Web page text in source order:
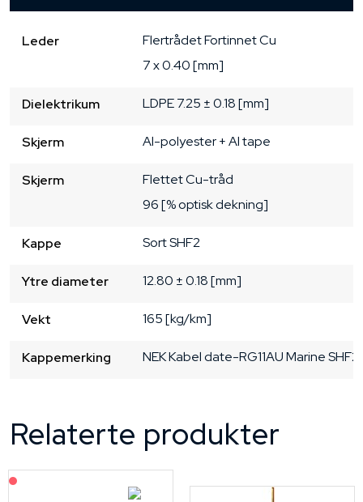
Leder FlertrådetFortinnet Cu
7 x 0.40 [mm]
Dielektrikum LDPE7.25 ± 0.18 [mm]
Skjerm Al-polyester + Al tape
Skjerm
Flettet Cu-tråd
96 [% optisk dekning]
Kappe SortSHF2
Ytre diameter 12.80 ± 0.18 [mm]
Vekt 165 [kg/km]
Kappemerking NEK Kabel date-RG11AU Marine SHF2
Relaterte produkter